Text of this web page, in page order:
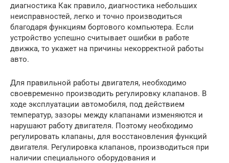
диагностика Как правило, диагностика небольших
неисправностей, легко и точно производиться
благодаря функциям бортового компьютера. Если
устройство успешно считывает ошибки в работе
движка, то укажет на причины некорректной работы
авто.
Для правильной работы двигателя, необходимо
своевременно производить регулировку клапанов. В
ходе эксплуатации автомобиля, под действием
температур, зазоры между клапанами изменяются и
нарушают работу двигателя. Поэтому необходимо
регулировать клапаны, для восстановления функций
двигателя. Регулировка клапанов, производиться при
наличии специального оборудования и